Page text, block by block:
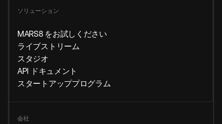
ソリューション
MARS8 をお試しください
ライブストリーム
スタジオ
API ドキュメント
スタートアッププログラム
会社